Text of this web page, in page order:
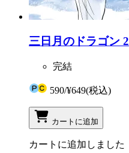
三日月のドラゴン 2
完結
590/¥649(税込)
カートに追加
カートに追加しました